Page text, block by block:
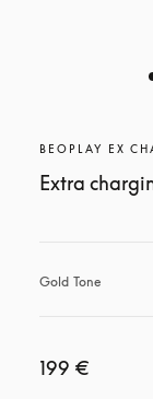
BEOPLAY EX
Extra
Gold Tone
199 €